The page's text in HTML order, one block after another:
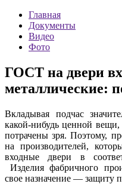
Главная
Документы
Видео
Фото
ГОСТ на двери
металлические:
Вкладывая подчас
какой-нибудь ценной вещи,
потрачены зря. Поэтому,
на производителей,
входные двери в
Изделия фабричного
свое назначение — защиту